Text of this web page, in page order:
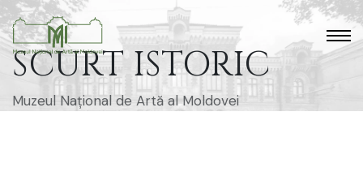
SCURT ISTORIC
Muzeul Național de Artă al Moldovei